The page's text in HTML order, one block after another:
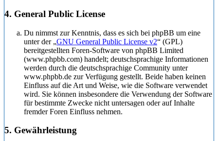
4. General Public License
Du nimmst zur Kenntnis, dass es sich bei phpBB um eine
unter der „GNU General Public License v2“ (GPL)
bereitgestellten Foren-Software von phpBB Limited
(www.phpbb.com) handelt; deutschsprachige Informationen
werden durch die deutschsprachige Community unter
www.phpbb.de zur Verfügung gestellt. Beide haben keinen
Einfluss auf die Art und Weise, wie die Software verwendet
wird. Sie können insbesondere die Verwendung der Software
für bestimmte Zwecke nicht untersagen oder auf Inhalte
fremder Foren Einfluss nehmen.
5. Gewährleistung